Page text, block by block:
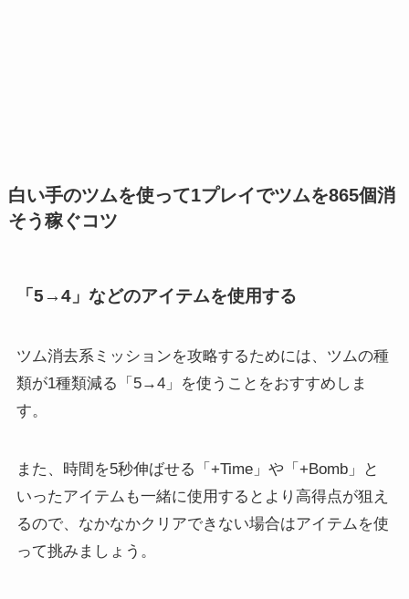
白い手のツムを使って1プレイでツムを865個消
そう稼ぐコツ
「5→4」などのアイテムを使用する
ツム消去系ミッションを攻略するためには、ツムの種
類が1種類減る
「5→4」を使うことをおすすめしま
す。
また、時間を5秒伸ばせる「+Time」や「+Bomb」と
いったアイテムも一緒に使用するとより高得点が狙え
るので、なかなかクリアできない場合はアイテムを使
って挑みましょう。